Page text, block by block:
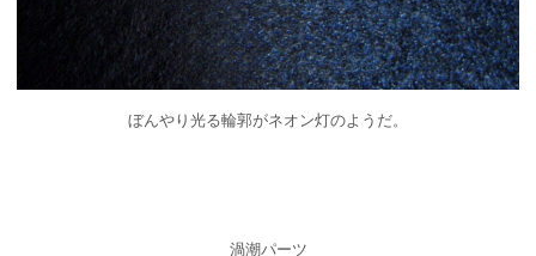
ぼんやり光る輪郭がネオン灯のようだ。
渦潮パーツ